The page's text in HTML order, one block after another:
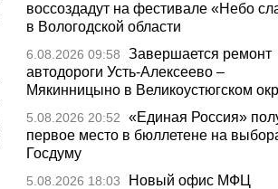
воссоздадут на фестивале «Небо
в Вологодской области
6.08.2026 09:58
Завершается ремонт
автодороги Усть-Алексеево –
Мякинницыно в Великоустюгском
5.08.2026 20:52
«Единая Россия»
первое место в бюллетене на
Госдуму
5.08.2026 18:03
Новый офис МФЦ